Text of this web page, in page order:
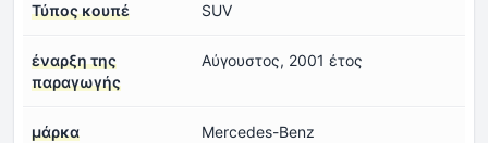
Τύπος κουπέ SUV
έναρξη της
παραγωγής
Αύγουστος, 2001 έτος
μάρκα Mercedes-Benz